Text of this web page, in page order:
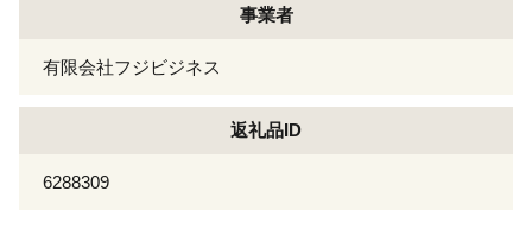
事業者
有限会社フジビジネス
返礼品ID
6288309